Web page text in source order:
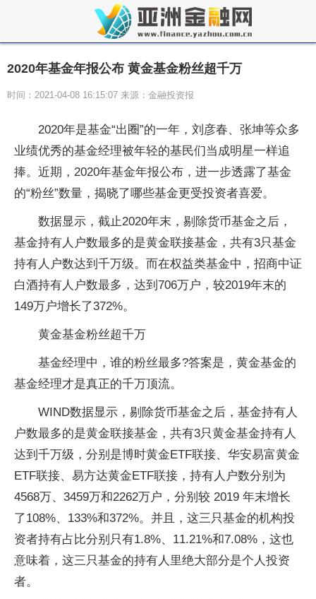
2020年基金年报公布 黄金基金粉丝超千万
时间：2021-04-08 16:15:07 来源：金融投资报
2020年是基金“出圈”的一年，刘彦春、张坤等众多
业绩优秀的基金经理被年轻的基民们当成明星一样追
捧。近期，2020年基金年报公布，进一步透露了基金
的“粉丝”数量，揭晓了哪些基金更受投资者喜爱。
数据显示，截止2020年末，剔除货币基金之后，
基金持有人户数最多的是黄金联接基金，共有3只基金
持有人户数达到千万级。而在权益类基金中，招商中证
白酒持有人户数最多，达到706万户，较2019年末的
149万户增长了372%。
黄金基金粉丝超千万
基金经理中，谁的粉丝最多?答案是，黄金基金的
基金经理才是真正的千万顶流。
WIND数据显示，剔除货币基金之后，基金持有人
户数最多的是黄金联接基金，共有3只黄金基金持有人
达到千万级，分别是博时黄金ETF联接、华安易富黄金
ETF联接、易方达黄金ETF联接，持有人户数分别为
4568万、3459万和2262万户，分别较 2019 年末增长
了108%、133%和372%。并且，这三只基金的机构投
资者持有占比分别只有1.8%、11.21%和7.08%，这也
意味着，这三只基金的持有人里绝大部分是个人投资
者。